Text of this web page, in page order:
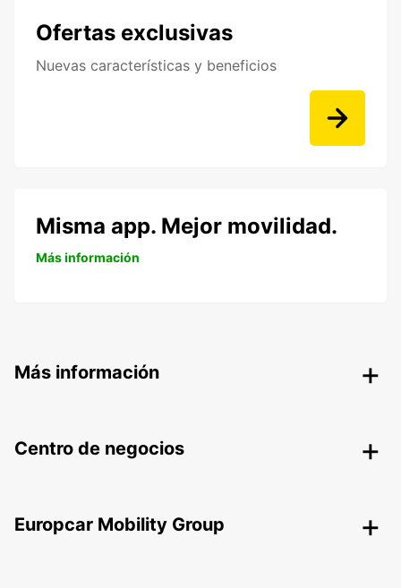
Ofertas exclusivas
Nuevas características y beneficios
Misma app. Mejor movilidad.
Más información
Más información
Centro de negocios
Europcar Mobility Group